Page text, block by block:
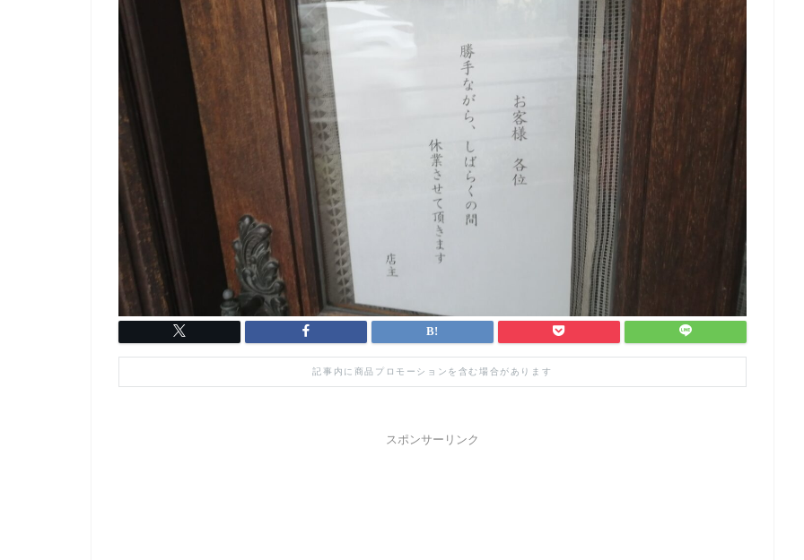
記事内に商品プロモーションを含む場合があります
スポンサーリンク